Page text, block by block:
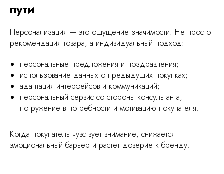
пути
Персонализация — это ощущение значимости. Не просто
рекомендация товара, а индивидуальный подход:
персональные предложения и поздравления;
использование данных о предыдущих покупках;
адаптация интерфейсов и коммуникаций;
персональный сервис со стороны консультанта,
погружение в потребности и мотивацию покупателя.
Когда покупатель чувствует внимание, снижается
эмоциональный барьер и растет доверие к бренду.